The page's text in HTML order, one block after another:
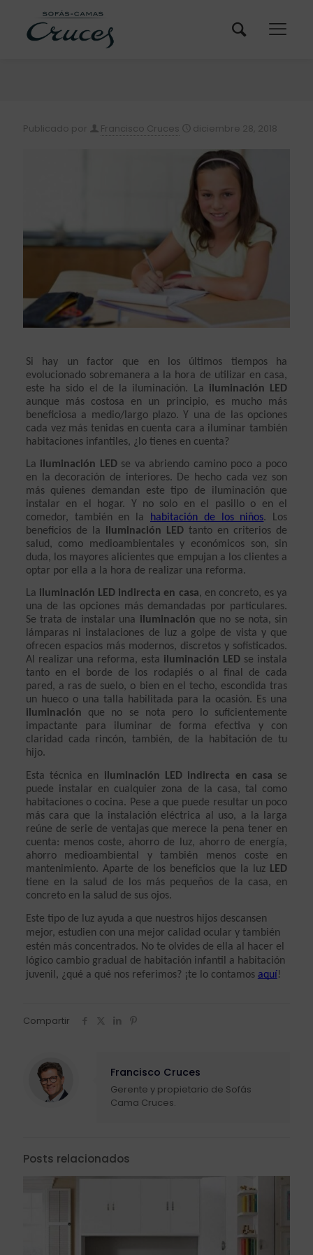
Publicado por Francisco Cruces diciembre 28, 2018
Si hay un factor que en los últimos tiempos ha
evolucionado sobremanera a la hora de utilizar en casa,
este ha sido el de la iluminación. La
iluminación LED
aunque más costosa en un principio, es mucho más
beneficiosa a medio/largo plazo. Y una de las opciones
cada vez más tenidas en cuenta cara a iluminar también
habitaciones infantiles, ¿lo tienes en cuenta?
La iluminación LED se va abriendo camino poco a poco
en la decoración de interiores. De hecho cada vez son
más quienes demandan este tipo de iluminación que
instalar en el hogar. Y no solo en el pasillo o en el
comedor, también en la
habitación de los niños. Los
beneficios de la
iluminación LED tanto en criterios de
salud, como medioambientales y económicos son, sin
duda, los mayores alicientes que empujan a los clientes a
optar por ella a la hora de realizar una reforma.
La iluminación LED indirecta en casa, en concreto, es ya
una de las opciones más demandadas por particulares.
Se trata de instalar una iluminación que no se nota, sin
lámparas ni instalaciones de luz a golpe de vista y que
ofrecen espacios más modernos, discretos y sofisticados.
Al realizar una reforma, esta iluminación LED se instala
tanto en el borde de los rodapiés o al final de cada
pared, a ras de suelo, o bien en el techo, escondida tras
iluminación que no se nota pero lo suficientemente
impactante para iluminar de forma efectiva y con
claridad cada rincón, también, de la habitación de tu
hijo.
Esta técnica en iluminación LED indirecta en casa se
puede instalar en cualquier zona de la casa, tal como
habitaciones o cocina. Pese a que puede resultar un poco
más cara que la instalación eléctrica al uso, a la larga
reúne de serie de ventajas que merece la pena tener en
cuenta: menos coste, ahorro de luz, ahorro de energía,
ahorro medioambiental y también menos coste en
mantenimiento. Aparte de los beneficios que la luz LED
tiene en la salud de los más pequeños de la casa, en
concreto en la salud de sus ojos.
Este tipo de luz ayuda a que nuestros hijos descansen
mejor, estudien con una mejor calidad ocular y también
estén más concentrados. No te olvides de ella al hacer el
lógico cambio gradual de habitación infantil a habitación
juvenil, ¿qué a qué nos referimos? ¡te lo contamos aquí!
Compartir
Francisco Cruces
Gerente y propietario de Sofás
Cama Cruces.
Posts relacionados